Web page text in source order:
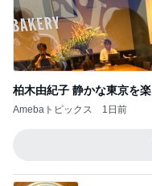
柏木由紀子 静かな東京を
Amebaトピックス 1日前